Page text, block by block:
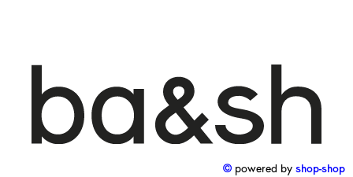
powered by shop-shop ©️